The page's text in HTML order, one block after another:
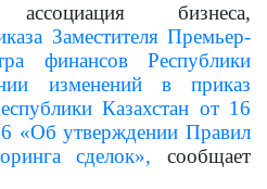
ассоциация бизнеса,
Заместителя Премьер-
финансов Республики
изменений в приказ
Казахстан от 16
«Об утверждении Правил
сделок», сообщает